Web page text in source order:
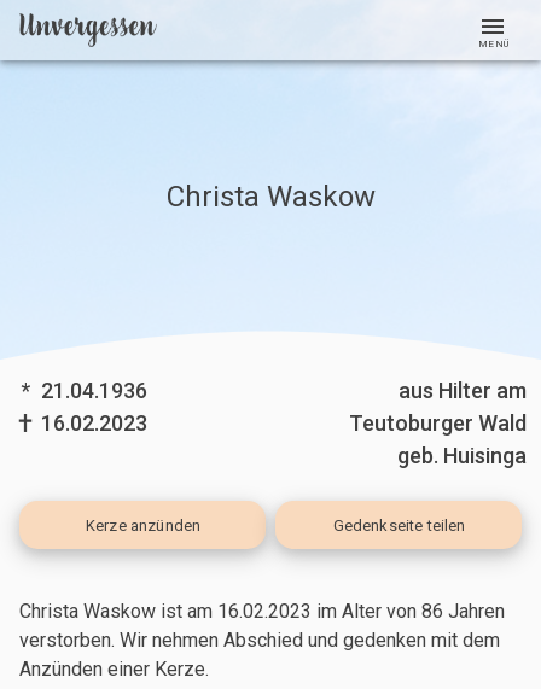
MENÜ
Christa Waskow
* 21.04.1936
16.02.2023
aus Hilter am
Teutoburger Wald
geb. Huisinga
Kerze anzünden Gedenkseite teilen
Christa Waskow ist am 16.02.2023 im Alter von 86 Jahren
verstorben. Wir nehmen Abschied und gedenken mit dem
Anzünden einer Kerze.